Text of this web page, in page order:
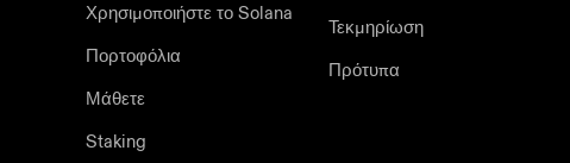
Χρησιμοποιήστε το Solana
Πορτοφόλια
Μάθετε
Staking
Τεκμηρίωση
Πρότυπα